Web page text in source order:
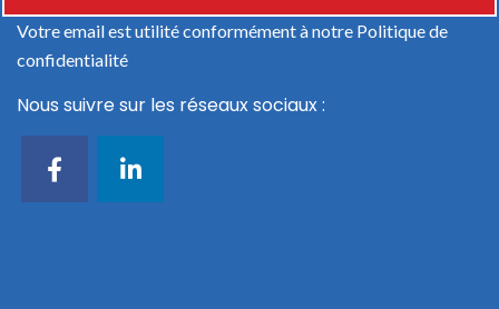
Votre email est utilité conformément à notre Politique de
confidentialité
Nous suivre sur les réseaux sociaux :